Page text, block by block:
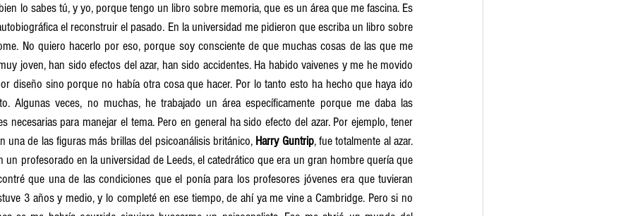
lo sabes tú, y yo, porque tengo un libro sobre memoria, que es un área que me fascina. Es
el reconstruir el pasado. En la universidad me pidieron que escriba un libro sobre
No quiero hacerlo por eso, porque soy consciente de que muchas cosas de las que me
joven, han sido efectos del azar, han sido accidentes. Ha habido vaivenes y me he movido
diseño sino porque no había otra cosa que hacer. Por lo tanto esto ha hecho que haya ido
Algunas veces, no muchas, he trabajado un área específicamente porque me daba las
necesarias para manejar el tema. Pero en general ha sido efecto del azar. Por ejemplo, tener
una de las figuras más brillas del psicoanálisis británico, Harry Guntrip, fue totalmente al azar.
un profesorado en la universidad de Leeds, el catedrático que era un gran hombre quería que
que una de las condiciones que el ponía para los profesores jóvenes era que tuvieran
3 años y medio, y lo completé en ese tiempo, de ahí ya me vine a Cambridge. Pero si no